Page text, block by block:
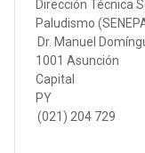
Dirección Técnica
Paludismo
Dr. Manuel
1001 Asunción
Capital
PY
(021) 204 729